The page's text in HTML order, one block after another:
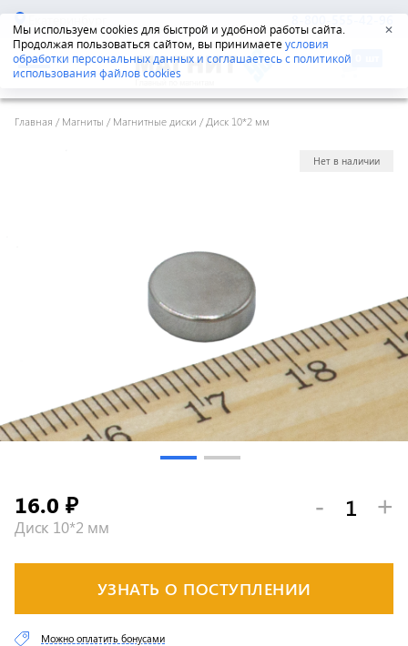
Мы используем cookies для быстрой и удобной работы сайта.
Продолжая пользоваться сайтом, вы принимаетеусловия
обработки персональных данных и соглашаетесь с политикой
использования файлов cookies
✕
Екатеринбург 8-800-555-42-96
Главная /Магниты /Магнитные диски /Диск 10*2 мм
Нет в наличии
Диск 10*2 мм
16.0 ₽ - +
УЗНАТЬ О ПОСТУПЛЕНИИ
Можно оплатить бонусами